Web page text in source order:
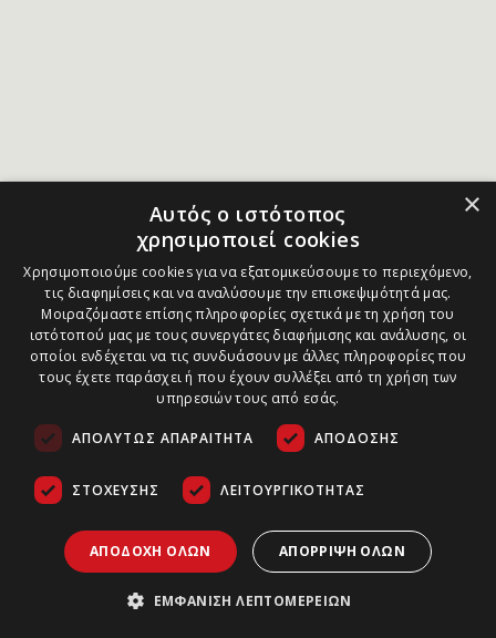
×
Αυτός ο ιστότοπος
χρησιμοποιεί cookies
Χρησιμοποιούμε cookies για να εξατομικεύσουμε το περιεχόμενο,
τις διαφημίσεις και να αναλύσουμε την επισκεψιμότητά μας.
Μοιραζόμαστε επίσης πληροφορίες σχετικά με τη χρήση του
ιστότοπού μας με τους συνεργάτες διαφήμισης και ανάλυσης, οι
οποίοι ενδέχεται να τις συνδυάσουν με άλλες πληροφορίες που
τους έχετε παράσχει ή που έχουν συλλέξει από τη χρήση των
υπηρεσιών τους από εσάς.
ΑΠΟΛΎΤΩΣ ΑΠΑΡΑΊΤΗΤΑ ΑΠΌΔΟΣΗΣ
ΣΤΌΧΕΥΣΗΣ ΛΕΙΤΟΥΡΓΙΚΌΤΗΤΑΣ
ΑΠΟΔΟΧΉ ΌΛΩΝ ΑΠΌΡΡΙΨΗ ΌΛΩΝ
ΕΜΦΆΝΙΣΗ ΛΕΠΤΟΜΕΡΕΙΏΝ